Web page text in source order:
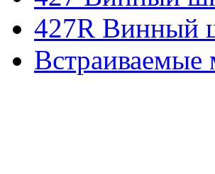
427R Винный
Встраиваемые